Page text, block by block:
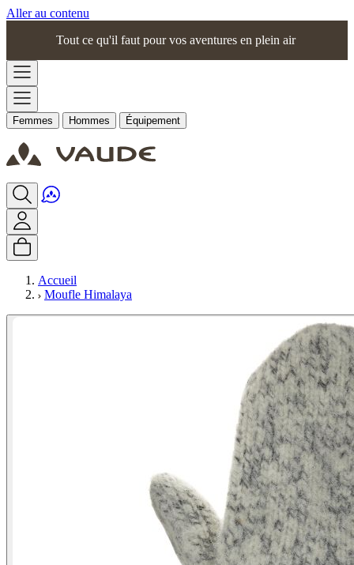
Aller au contenu
Tout ce qu'il faut pour vos aventures en plein air
Femmes Hommes Équipement
Accueil
Moufle Himalaya